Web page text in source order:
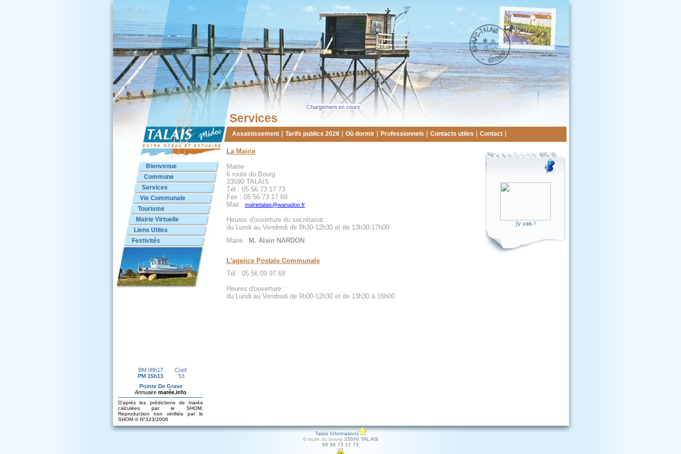
Services
Assainissement | Tarifs publics 2026 | Où dormir | Professionnels | Contacts utiles | Contact |
La Mairie
Mairie
6 route du Bourg
33590 TALAIS
Tél : 05 56 73 17 73
Fax : 05 56 73 17 69
Mail : mairietalais@wanadoo.fr
Heures d'ouverture du secrétariat :
du Lundi au Vendredi de 8h30-12h30 et de 13h30-17h00
Maire : M. Alain NARDON
L'agence Postale Communale
Tél : 05.56.09.97.68
Heures d'ouverture :
du Lundi au Vendredi de 9h00-12h30 et de 13h30 à 16h00
j'y vais !
Bienvenue
Commune
Services
Vie Communale
Tourisme
Mairie Virtuelle
Liens Utiles
Festivités
Talais Informations
6 route du bourg 33590 TALAIS
05 56 73 17 73
Chargement en cours